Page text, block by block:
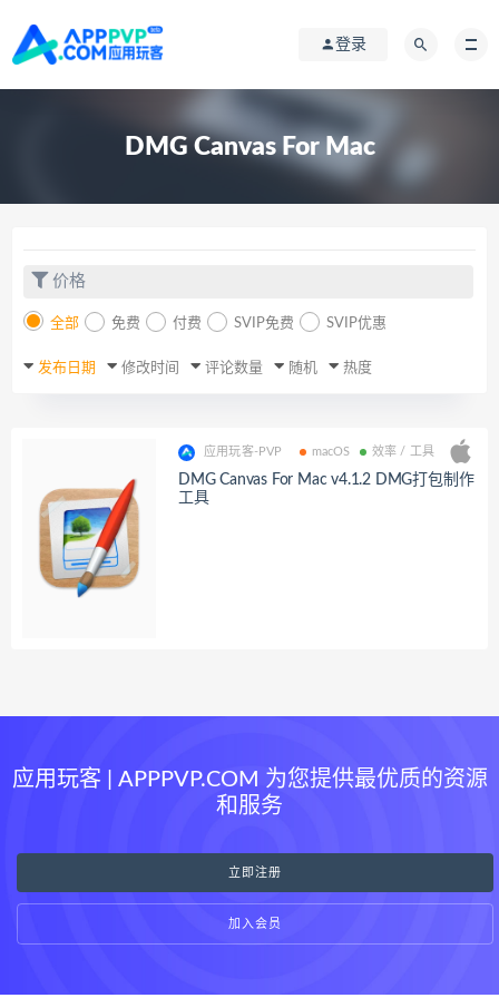
登录
DMG Canvas For Mac
价格
全部 免费 付费 SVIP免费 SVIP优惠
发布日期 修改时间 评论数量 随机 热度
应用玩客-PVP macOS 效率 / 工具
DMG Canvas For Mac v4.1.2 DMG打包制作
工具
应用玩客 | APPPVP.COM 为您提供最优质的资源
和服务
立即注册
加入会员